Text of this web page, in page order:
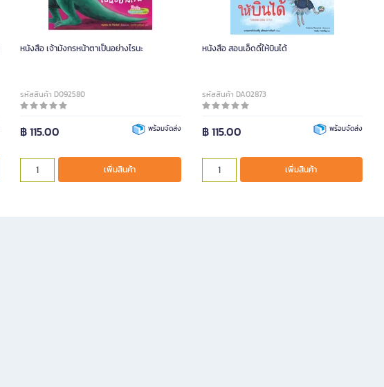
หนังสือ เจ้ามังกรหน้าตาเป็นอย่างไรนะ
รหัสสินค้า D092580
฿ 115.00 พร้อมจัดส่ง
เพิ่มสินค้า
หนังสือ สอนเอ็ดดี้ให้บินได้
รหัสสินค้า DA02873
฿ 115.00 พร้อมจัดส่ง
เพิ่มสินค้า